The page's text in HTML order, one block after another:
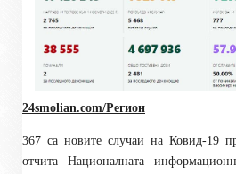
24smolian.com/Регион
367 са новите случаи на Ковид-19
отчита Националната